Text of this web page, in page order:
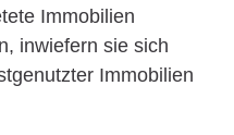
Immobilien
inwiefern sie sich
Immobilien